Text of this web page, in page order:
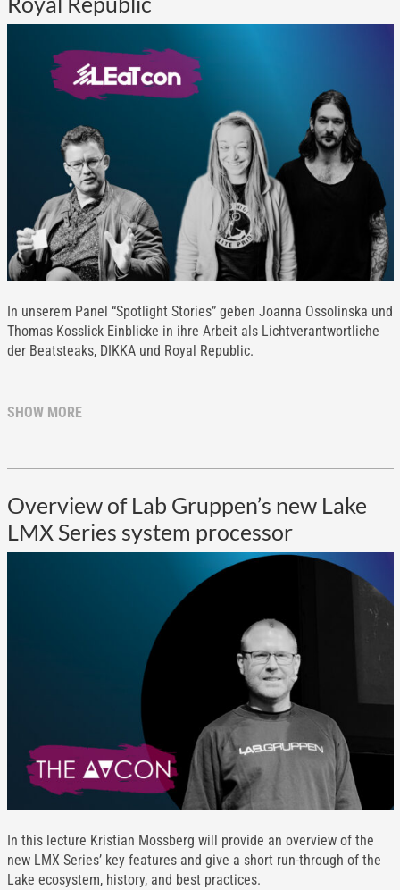
In unserem Panel “Spotlight Stories” geben Joanna Ossolinska und
Thomas Kosslick Einblicke in ihre Arbeit als Lichtverantwortliche
der Beatsteaks, DIKKA und Royal Republic.
SHOW MORE
Overview of Lab Gruppen’s new Lake
LMX Series system processor
In this lecture Kristian Mossberg will provide an overview of the
new LMX Series’ key features and give a short run-through of the
Lake ecosystem, history, and best practices.